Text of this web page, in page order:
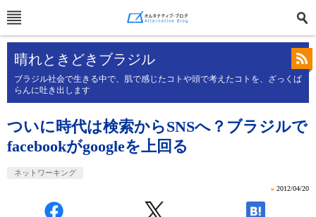
晴れときどきブラジル
ブラジル社会で生きる中で、肌で感じたコトや頭で考えたコトを、ざっくば
らんに吐き出します
ついに時代は検索からSNSへ？ブラジルで
facebookがgoogleを上回る
ネットワーキング
» 2012/04/20